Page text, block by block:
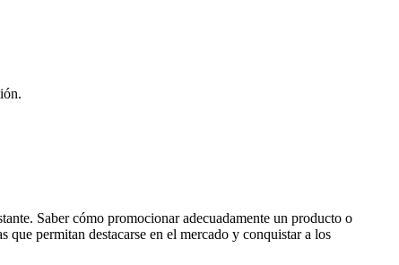
Saber cómo promocionar adecuadamente un producto o
permitan destacarse en el mercado y conquistar a los